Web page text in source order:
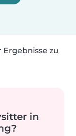
zu
in